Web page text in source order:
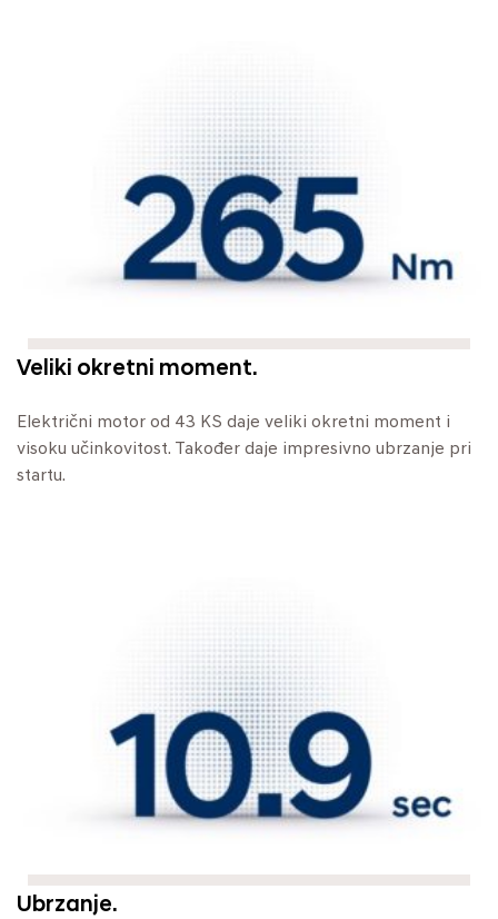
Veliki okretni moment.
Električni motor od 43 KS daje veliki okretni moment i
visoku učinkovitost. Također daje impresivno ubrzanje pri
startu.
Ubrzanje.